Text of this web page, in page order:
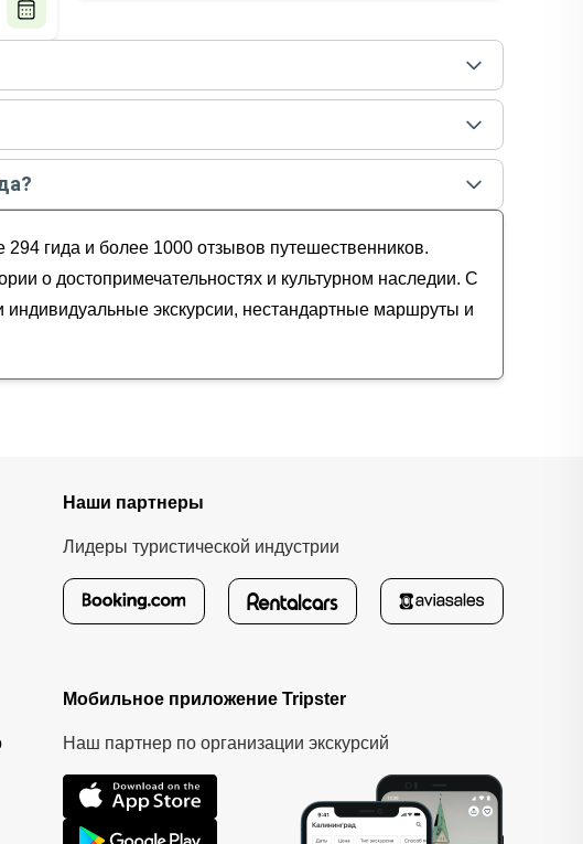
гида и более 1000 отзывов путешественников.
о достопримечательностях и культурном наследии. С
экскурсии, нестандартные маршруты и
Наши партнеры
Лидеры туристической индустрии
Мобильное приложение Tripster
Наш партнер по организации экскурсий